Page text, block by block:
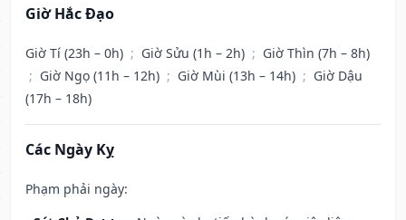
Giờ Hắc Đạo
Giờ Tí (23h – 0h) ; Giờ Sửu (1h – 2h) ; Giờ Thìn (7h – 8h)
; Giờ Ngọ (11h – 12h) ; Giờ Mùi (13h – 14h) ; Giờ Dậu
(17h – 18h)
Các Ngày Kỵ
Phạm phải ngày: